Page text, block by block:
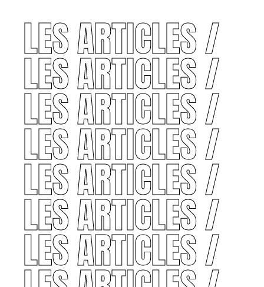
LES ARTICLES /
LES ARTICLES /
LES ARTICLES /
LES ARTICLES /
LES ARTICLES /
LES ARTICLES /
LES ARTICLES /